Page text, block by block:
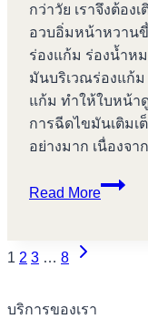
กว่าวัย เราจึงต้อ
อวบอิ่มหน้าหวาน
ร่องแก้ม ร่องน้ำห
มันบริเวณร่องแก้ม
แก้ม ทำให้ใบหน้า
การฉีดไขมันเติม
อย่างมาก เนื่องจา
Read More
ฉีด
Page
navigation
1 2 3 … 8
Next
บริการของเรา